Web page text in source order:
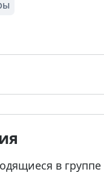
в группе